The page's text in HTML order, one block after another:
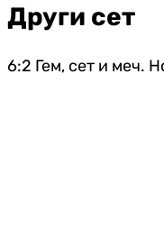
Други сет
6:2 Гем, сет и меч.